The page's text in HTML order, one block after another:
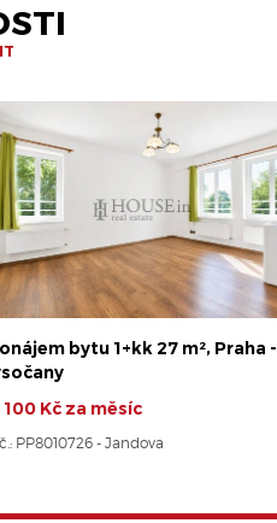
bytu 1+kk 27 m², Praha -
100 Kč za měsíc
PP8010726 - Jandova